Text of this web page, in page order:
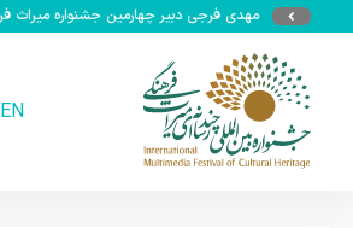
مهدی فرجی دبیر چهارمین جشنواره میراث فرهنگی شد
EN